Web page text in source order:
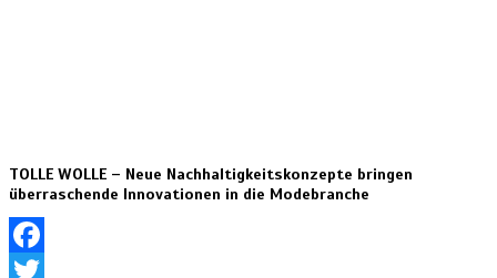
TOLLE WOLLE – Neue Nachhaltigkeitskonzepte bringen
überraschende Innovationen in die Modebranche
Facebook